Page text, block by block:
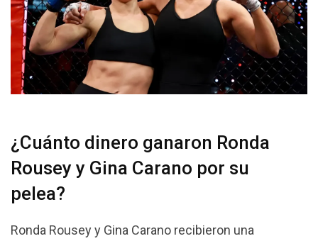
¿Cuánto dinero ganaron Ronda
Rousey y Gina Carano por su
pelea?
Ronda Rousey y Gina Carano recibieron una